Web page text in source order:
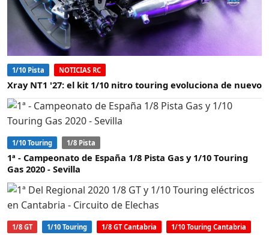
1/10 Pista NOTICIAS RC
Xray NT1 '27: el kit 1/10 nitro touring evoluciona de nuevo
1/10 Touring 1/8 Pista
1ª - Campeonato de España 1/8 Pista Gas y 1/10 Touring
Gas 2020 - Sevilla
1/8 GT 1/10 Touring 1/8 GT Cantabria 1/10 Touring Cantabria